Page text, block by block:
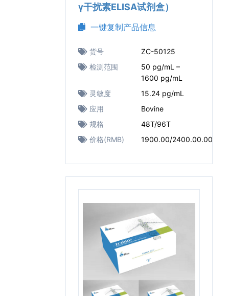
γ干扰素ELISA试剂盒）
一键复制产品信息
货号
ZC-50125
检测范围
50 pg/mL –
1600 pg/mL
灵敏度
15.24 pg/mL
应用
Bovine
规格
48T/96T
价格(RMB)
1900.00/2400.00.00